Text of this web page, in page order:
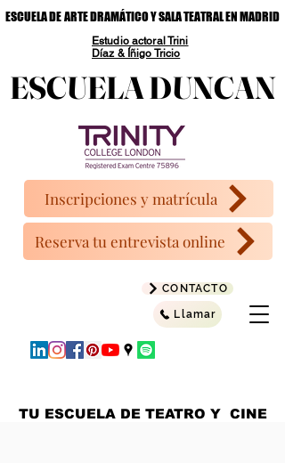
CONTACTO
Llamar
Reserva tu entrevista online
ESCUELA DE ARTE DRAMÁTICO Y SALA TEATRAL EN MADRID
ESCUELA DE ARTE DRAMÁTICO Y SALA TEATRAL EN MADRID
ESCUELA DUNCAN
ESCUELA DUNCAN
Inscripciones y matrícula
Estudio actoral Trini
Díaz & Íñigo Tricio
TU ESCUELA DE TEATRO Y CINE